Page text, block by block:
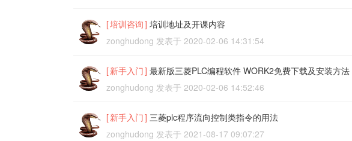
[培训咨询] 培训地址及开课内容
zonghudong 发表于 2020-02-06 14:31:54
[新手入门] 最新版三菱PLC编程软件 WORK2免费下载及安装方法
zonghudong 发表于 2020-02-06 14:52:46
[新手入门] 三菱plc程序流向控制类指令的用法
zonghudong 发表于 2021-08-17 09:07:27